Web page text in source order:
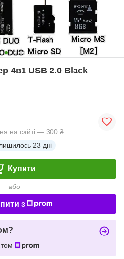
4в1 USB 2.0 Black
на сайті — 300 ₴
23 дні
Купити
або
з